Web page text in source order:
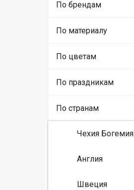
По брендам
По материалу
По цветам
По праздникам
По странам
Чехия Богемия
Англия
Швеция